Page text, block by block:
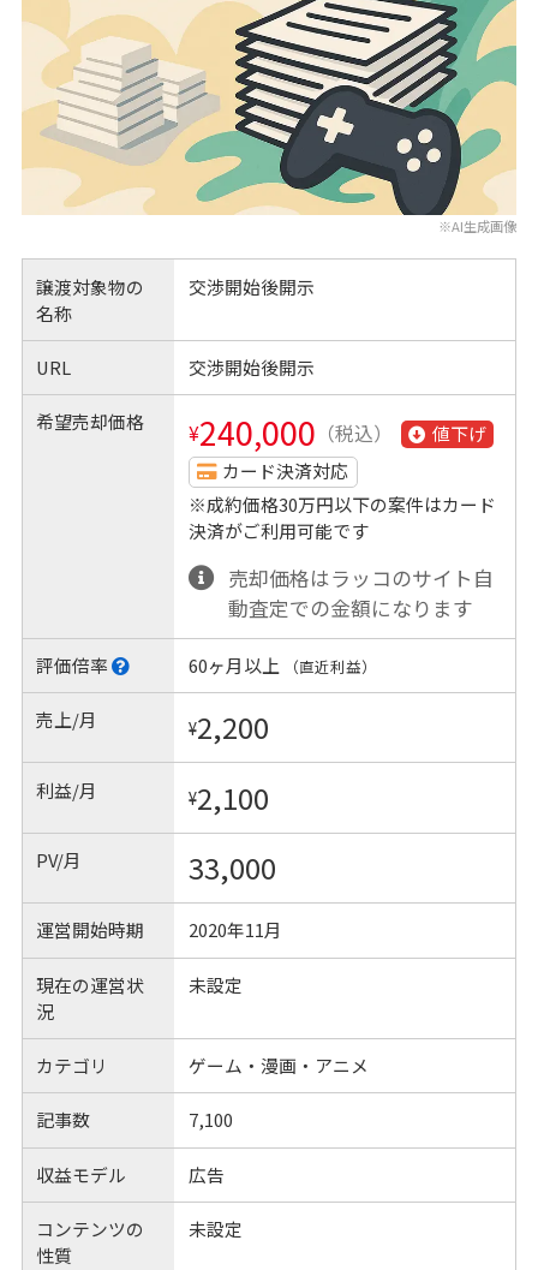
※AI生成画像
譲渡対象物の
名称
交渉開始後開示
URL 交渉開始後開示
希望売却価格 ¥240,000 （税込）
値下げ
カード決済対応
※成約価格30万円以下の案件はカード
決済がご利用可能です
売却価格はラッコのサイト自
動査定での金額になります
評価倍率 60ヶ月以上 （直近利益）
売上/月 ¥2,200
利益/月 ¥2,100
PV/月 33,000
運営開始時期 2020年11月
現在の運営状
況
未設定
カテゴリ ゲーム・漫画・アニメ
記事数 7,100
収益モデル 広告
コンテンツの
性質
未設定